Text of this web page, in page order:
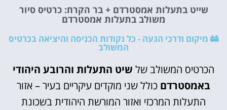
שייט בתעלות אמסטרדם + בר הקרח: כרטיס סיור
משולב בתעלות אמסטרדם
🚋 מיקום ודרכי הגעה - כל נקודות הכניסה והיציאה בכרטיס
המשולב
הכרטיס המשולב של שיט התעלות והרובע היהודי
באמסטרדם כולל שני מוקדים עיקריים בעיר – אזור
התעלות המרכזי ואזור המורשת היהודית בשכונת